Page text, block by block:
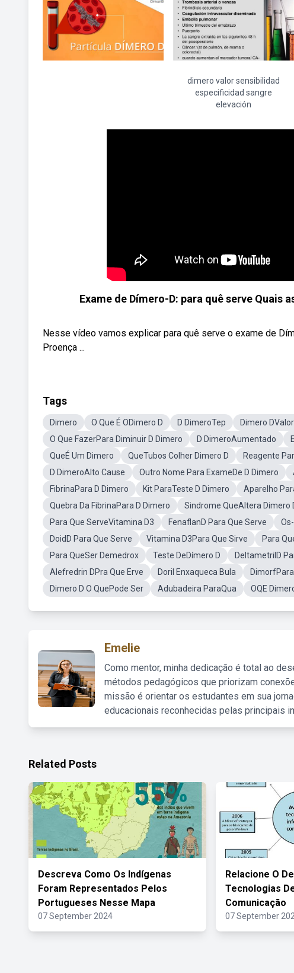
dimero valor sensibilidad
especificidad sangre
elevación
Exame de Dímero-D: para quê serve Quais
Nesse vídeo vamos explicar para quê serve o exame de
Proença ...
Tags
Dimero O Que É ODimero D D DimeroTep Dimero
O Que FazerPara Diminuir D Dimero
D DimeroAumentado
QueÉ Um Dimero
QueTubos Colher Dimero D Reagente
D DimeroAlto Cause
Outro Nome Para ExameDe D Dimero
FibrinaPara D Dimero
Kit ParaTeste D Dimero Aparelho
Quebra Da FibrinaPara D Dimero
Sindrome QueAltera Dimero
Para Que ServeVitamina D3
FenaflanD Para Que Serve
DoidD Para Que Serve
Vitamina D3Para Que Sirve Para
Para QueSer Demedrox
Teste DeDímero D DeltametrilD
Alefredrin DPra Que Erve
Doril Enxaqueca Bula
Dimero D O QuePode Ser
Adubadeira ParaQua OQE
Emelie
Como mentor, minha dedicação é total ao
métodos pedagógicos que priorizam
missão é orientar os estudantes em sua
educacionais reconhecidas pelas principais
Related Posts
Descreva Como Os Indígenas
Foram Representados Pelos
Portugueses Nesse Mapa
07 September 2024
Relacione O
Tecnologias
Comunicação
07 September